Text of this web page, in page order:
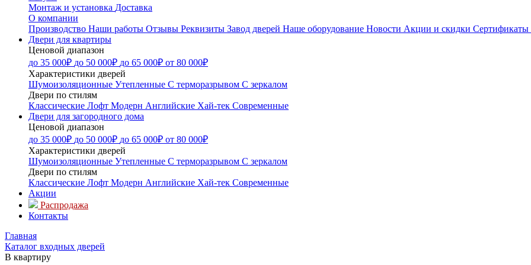
Монтаж и установка Доставка
О компании
Производство Наши работы Отзывы Реквизиты Завод дверей Наше оборудование Новости Акции и скидки Сертификаты
Двери для квартиры
Ценовой диапазон
до 35 000₽ до 50 000₽ до 65 000₽ от 80 000₽
Характеристики дверей
Шумоизоляционные Утепленные С терморазрывом С зеркалом
Двери по стилям
Классические Лофт Модерн Английские Хай-тек Современные
Двери для загородного дома
Ценовой диапазон
до 35 000₽ до 50 000₽ до 65 000₽ от 80 000₽
Характеристики дверей
Шумоизоляционные Утепленные С терморазрывом С зеркалом
Двери по стилям
Классические Лофт Модерн Английские Хай-тек Современные
Акции
Распродажа
Контакты
Главная
Каталог входных дверей
В квартиру